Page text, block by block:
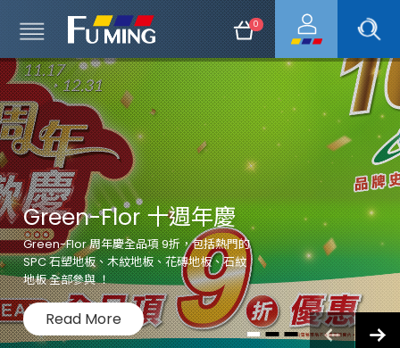
0
Green-Flor 十週年慶
Green-Flor 周年慶全品項 9折，包括熱門的
SPC 石塑地板、木紋地板、花磚地板、石紋
地板 全部參與 ！
Read More